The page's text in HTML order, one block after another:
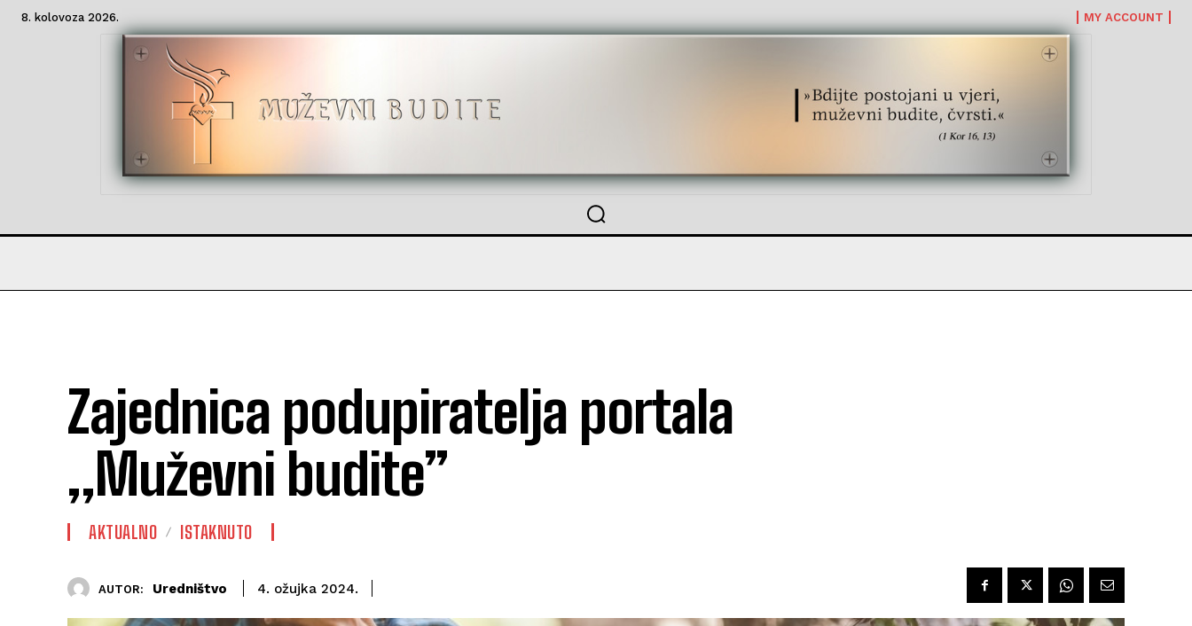
8. kolovoza 2026. MY ACCOUNT
Zajednica podupiratelja portala
„Muževni budite”
AKTUALNO ISTAKNUTO
AUTOR: Uredništvo 4. ožujka 2024.